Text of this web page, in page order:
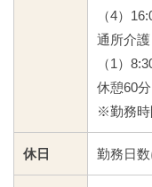
（4）
通所介
（1）
休憩60分
※勤務時
休日 勤務日